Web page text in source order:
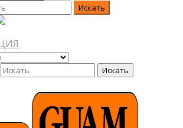
Искать
Искать